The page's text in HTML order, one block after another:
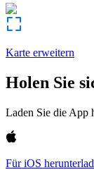
Karte erweitern
Holen Sie
Laden Sie die App
Für iOS